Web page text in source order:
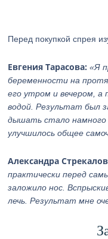
Перед покупкой спрея
Евгения Тарасова: «Я
беременности на
его утром и вечером, а
водой. Результат был
дышать стало намного
улучшилось общее
Александра
практически перед
заложило нос.
лечь. Результат мне